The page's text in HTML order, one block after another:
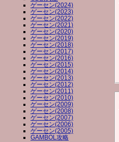
ゲーセン(2024)
ゲーセン(2023)
ゲーセン(2022)
ゲーセン(2021)
ゲーセン(2020)
ゲーセン(2019)
ゲーセン(2018)
ゲーセン(2017)
ゲーセン(2016)
ゲーセン(2015)
ゲーセン(2014)
ゲーセン(2013)
ゲーセン(2012)
ゲーセン(2011)
ゲーセン(2010)
ゲーセン(2009)
ゲーセン(2008)
ゲーセン(2007)
ゲーセン(2006)
ゲーセン(2005)
GAMBOL攻略